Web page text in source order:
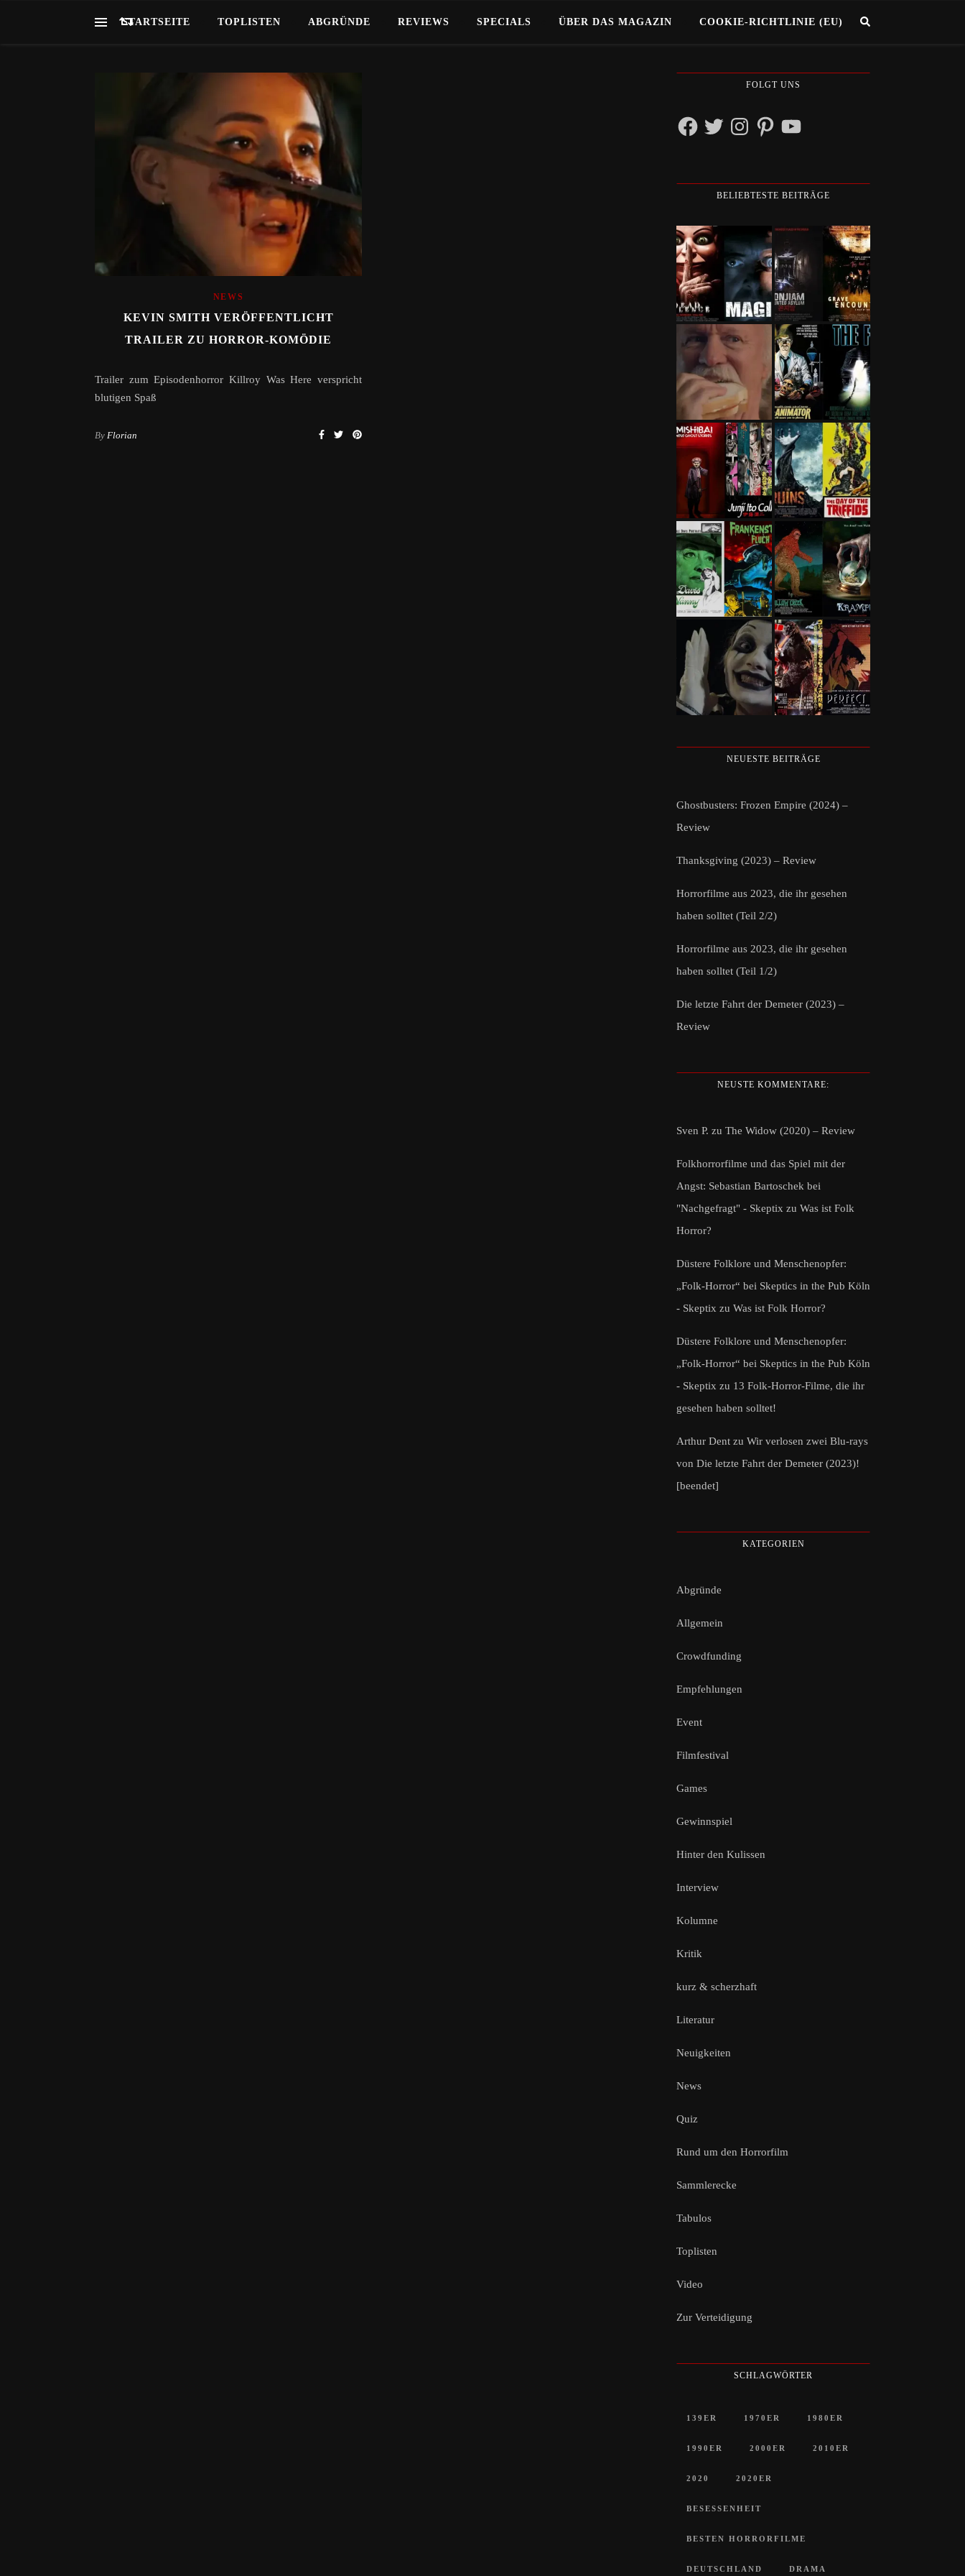
STARTSEITE TOPLISTEN ABGRÜNDE REVIEWS SPECIALS ÜBER DAS MAGAZIN COOKIE-RICHTLINIE (EU)
NEWS
KEVIN SMITH VERÖFFENTLICHT
TRAILER ZU HORROR-KOMÖDIE
Trailer zum Episodenhorror Killroy Was Here verspricht
blutigen Spaß
By Florian
FOLGT UNS
FacebookTwitterInstagramPinterestYouTube
BELIEBTESTE BEITRÄGE
NEUESTE BEITRÄGE
Ghostbusters: Frozen Empire (2024) –
Review
Thanksgiving (2023) – Review
Horrorfilme aus 2023, die ihr gesehen
haben solltet (Teil 2/2)
Horrorfilme aus 2023, die ihr gesehen
haben solltet (Teil 1/2)
Die letzte Fahrt der Demeter (2023) –
Review
NEUSTE KOMMENTARE:
Sven P. zu The Widow (2020) – Review
Folkhorrorfilme und das Spiel mit der
Angst: Sebastian Bartoschek bei
"Nachgefragt" - Skeptix zu Was ist Folk
Horror?
Düstere Folklore und Menschenopfer:
„Folk-Horror“ bei Skeptics in the Pub Köln
- Skeptix zu Was ist Folk Horror?
Düstere Folklore und Menschenopfer:
„Folk-Horror“ bei Skeptics in the Pub Köln
- Skeptix zu 13 Folk-Horror-Filme, die ihr
gesehen haben solltet!
Arthur Dent zu Wir verlosen zwei Blu-rays
von Die letzte Fahrt der Demeter (2023)!
[beendet]
KATEGORIEN
Abgründe
Allgemein
Crowdfunding
Empfehlungen
Event
Filmfestival
Games
Gewinnspiel
Hinter den Kulissen
Interview
Kolumne
Kritik
kurz & scherzhaft
Literatur
Neuigkeiten
News
Quiz
Rund um den Horrorfilm
Sammlerecke
Tabulos
Toplisten
Video
Zur Verteidigung
SCHLAGWÖRTER
139ER 1970ER 1980ER
1990ER 2000ER 2010ER
2020 2020ER
BESESSENHEIT
BESTEN HORRORFILME
DEUTSCHLAND DRAMA